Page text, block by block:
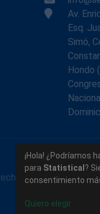
Av.
Esq.
Simó,
Hondo
reservados.
¡Hola! ¿Podríamos
para Statistical ?
consentimiento
Quiero elegir